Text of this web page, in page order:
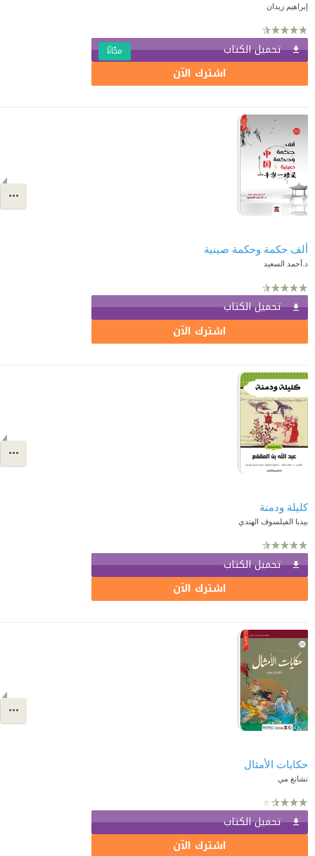
إبراهيم زيدان
تحميل الكتاب مجّانًا
اشترك الآن
ألف حكمة وحكمة صينية
د.أحمد السعيد
تحميل الكتاب
اشترك الآن
كليلة ودمنة
بيدبا الفيلسوف الهندي
تحميل الكتاب
اشترك الآن
حكايات الأمثال
تشانغ مي
تحميل الكتاب
اشترك الآن